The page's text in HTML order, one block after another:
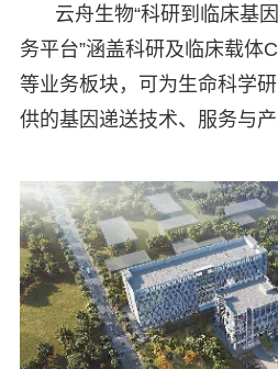
云舟生物“科研到临床基
务平台”涵盖科研及临床载体
等业务板块，可为生命科学
供的基因递送技术、服务与产